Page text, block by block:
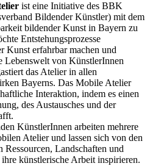
ist eine Initiative des BBK
Bildender Künstler) mit dem
bildender Kunst in Bayern zu
Entstehungsprozesse
Kunst erfahrbar machen und
Lebenswelt von KünstlerInnen
das Atelier in allen
Bayerns. Das Mobile Atelier
Interaktion, indem es einen
des Austausches und der
KünstlerInnen arbeiten mehrere
Atelier und lassen sich von den
Ressourcen, Landschaften und
künstlerische Arbeit inspirieren.